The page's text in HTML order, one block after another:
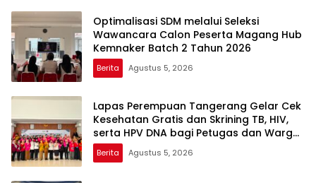
Optimalisasi SDM melalui Seleksi
Wawancara Calon Peserta Magang Hub
Kemnaker Batch 2 Tahun 2026
Berita Agustus 5, 2026
Lapas Perempuan Tangerang Gelar Cek
Kesehatan Gratis dan Skrining TB, HIV,
serta HPV DNA bagi Petugas dan Warga
Binaan
Berita Agustus 5, 2026